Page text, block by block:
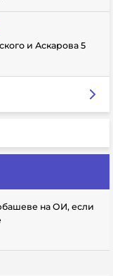
и Аскарова 5
на ОИ, если